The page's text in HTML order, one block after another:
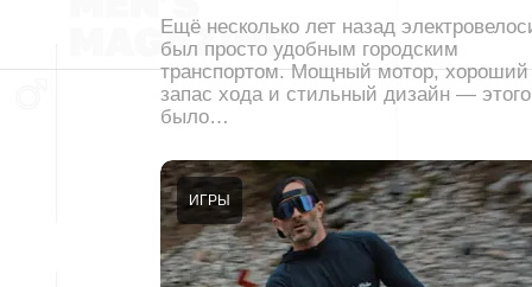
Ещё несколько лет назад
был просто удобным городским
транспортом. Мощный мотор, хороший
запас хода и стильный дизайн — этого
было…
ИГРЫ